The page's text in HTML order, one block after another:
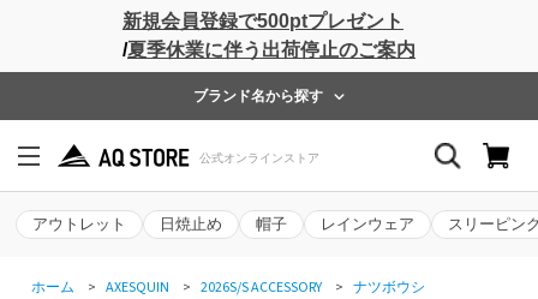
新規会員登録で500ptプレゼント
/夏季休業に伴う出荷停止のご案内
ブランド名から探す
アウトレット 日焼止め 帽子 レインウェア スリーピン
ホーム > AXESQUIN > 2026S/S ACCESSORY > ナツボウシ